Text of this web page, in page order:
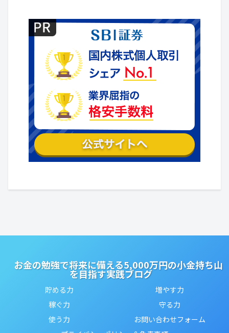
お金の勉強で将来に備える5,000万円の小金持ち山
を目指す実践ブログ
貯める力
増やす力
稼ぐ力
守る力
使う力
お問い合わせフォーム